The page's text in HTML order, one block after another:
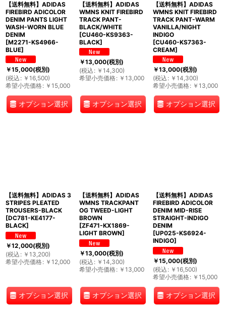
【送料無料】ADIDAS
FIREBIRD ADICOLOR
DENIM PANTS LIGHT
WASH-WORN BLUE
DENIM
[M2271-KS4966-
BLUE]
￥15,000(税別)
(税込 : ￥ 16,500)
希望小売価格: ￥ 15,000
オプション選択
【送料無料】ADIDAS
WMNS KNIT FIREBIRD
TRACK PANT-
BLACK/WHITE
[CU460-KS9363-
BLACK]
￥13,000(税別)
(税込 : ￥ 14,300)
希望小売価格: ￥ 13,000
オプション選択
【送料無料】ADIDAS
WMNS KNIT FIREBIRD
TRACK PANT-WARM
VANILLA/NIGHT
INDIGO
[CU460-KS7363-
CREAM]
￥13,000(税別)
(税込 : ￥ 14,300)
希望小売価格: ￥ 13,000
オプション選択
【送料無料】ADIDAS 3
STRIPES PLEATED
TROUSERS-BLACK
[DC781-KE4177-
BLACK]
￥12,000(税別)
(税込 : ￥ 13,200)
希望小売価格: ￥ 12,000
オプション選択
【送料無料】ADIDAS
WMNS TRACKPANT
OG TWEED-LIGHT
BROWN
[ZF471-KX1869-
LIGHT BROWN]
￥13,000(税別)
(税込 : ￥ 14,300)
希望小売価格: ￥ 13,000
オプション選択
【送料無料】ADIDAS
FIREBIRD ADICOLOR
DENIM MID-RISE
STRAIGHT-INDIGO
DENIM
[UP025-KS6924-
INDIGO]
￥15,000(税別)
(税込 : ￥ 16,500)
希望小売価格: ￥ 15,000
オプション選択